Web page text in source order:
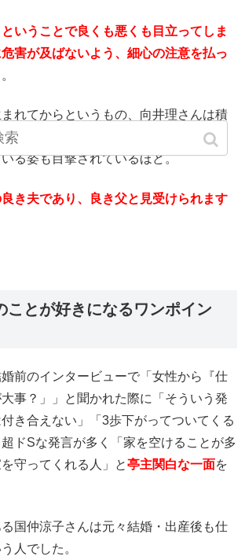
ということで良くも悪くも目立ってしま
害が及ばないよう、細心の注意を払っ
れてからというもの、向井理さんは積
いるそうで、都内のスーパーでお子様
る姿も目撃されているほど。
き夫であり、良き父と見受けられます
ことが好きになるワンポイン
前のインタービューで「女性から『仕
事？」」と聞かれた際に「そういう発
き合えない」「3歩下がってついてくる
ドSな発言が多く「家を空けることが多
守ってくれる人」と亭主関白な一面を
国仲涼子さんは元々結婚・出産後も仕
人でした。